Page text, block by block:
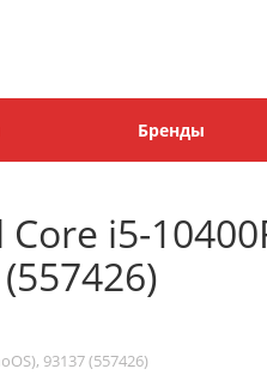
Бренды
i5-
93137 (557426)